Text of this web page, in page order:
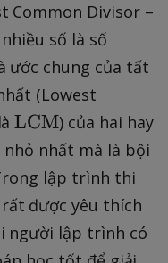
Common Divisor –
số là số
ước chung của tất
(Lowest
\t
e
t{
L
C
LCM) của hai hay
nhỏ nhất mà là bội
lập trình thi
được yêu thích
người lập trình có